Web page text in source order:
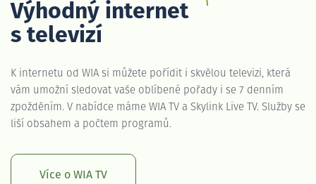
Výhodný internet
s televizí
K internetu od WIA si můžete pořídit i skvělou televizi, která
vám umožní sledovat vaše oblíbené pořady i se 7 denním
zpožděním. V nabídce máme WIA TV a Skylink Live TV. Služby se
liší obsahem a počtem programů.
Více o WIA TV